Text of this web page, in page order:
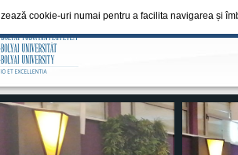
cookie-uri numai pentru a facilita navigarea și